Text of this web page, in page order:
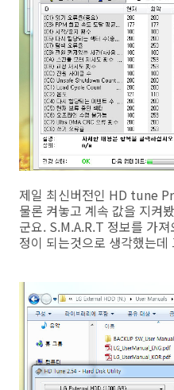
제일 최신버전인 HD tune
물론 켜놓고 계속 값을 지켜
군요. S.M.A.R.T 정보를 가
정이 되는것으로 생각했는